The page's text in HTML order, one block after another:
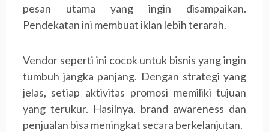
pesan utama yang ingin disampaikan.
Pendekatan ini membuat iklan lebih terarah.
Vendor seperti ini cocok untuk bisnis yang ingin
tumbuh jangka panjang. Dengan strategi yang
jelas, setiap aktivitas promosi memiliki tujuan
yang terukur. Hasilnya, brand awareness dan
penjualan bisa meningkat secara berkelanjutan.